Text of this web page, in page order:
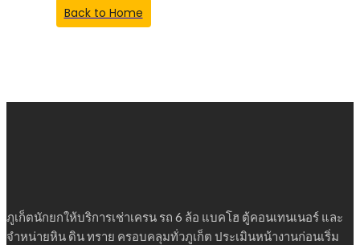
Back to Home
ภูเก็ตนักยกให้บริการเช่าเครน รถ 6 ล้อ แบคโฮ ตู้คอนเทนเนอร์ และ
จำหน่ายหิน ดิน ทราย ครอบคลุมทั่วภูเก็ต ประเมินหน้างานก่อนเริ่ม